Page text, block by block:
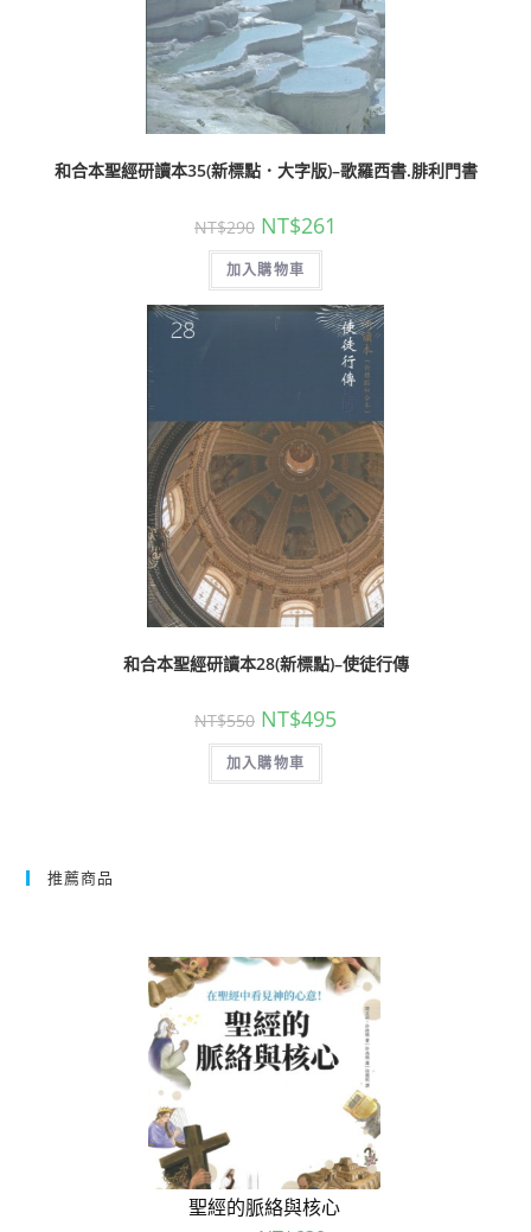
和合本聖經研讀本35(新標點．大字版)–歌羅西書.腓利門書
NT$290 NT$261
加入購物車
和合本聖經研讀本28(新標點)–使徒行傳
NT$550 NT$495
加入購物車
推薦商品
聖經的脈絡與核心